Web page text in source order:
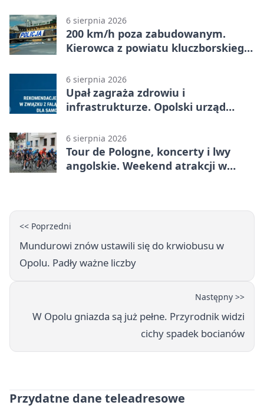
6 sierpnia 2026
200 km/h poza zabudowanym.
Kierowca z powiatu kluczborskiego
6 sierpnia 2026
Upał zagraża zdrowiu i
infrastrukturze. Opolski urząd
6 sierpnia 2026
Tour de Pologne, koncerty i lwy
angolskie. Weekend atrakcji w
<< Poprzedni
Mundurowi znów ustawili się do krwiobusu w
Opolu. Padły ważne liczby
Następny >>
W Opolu gniazda są już pełne. Przyrodnik widzi
cichy spadek bocianów
Przydatne dane teleadresowe